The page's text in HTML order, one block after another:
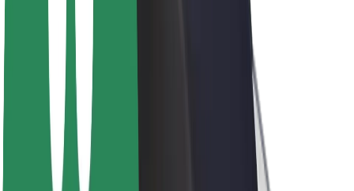
Cariere
Sustenabilitatea la Bolt
Proiectul Zero
Blog
Centrul de presă